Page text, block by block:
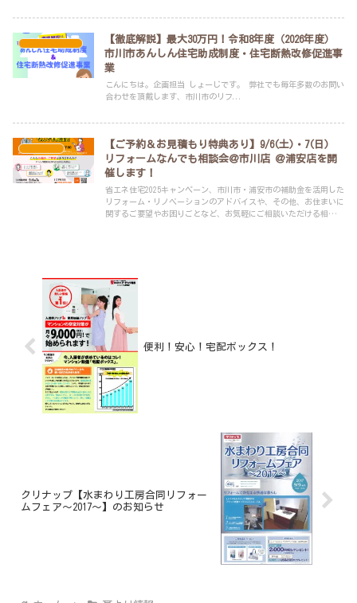
【徹底解説】最大30万円！令和8年度（2026年度）
市川市あんしん住宅助成制度・住宅断熱改修促進事
業
こんにちは。企画担当 しょーじです。 弊社でも毎年多数のお問い
合わせを頂戴します、市川市のリフ...
【ご予約＆お見積もり特典あり】9/6(土)・7(日)
リフォームなんでも相談会＠市川店 ＠浦安店を開
催します！
省エネ住宅2025キャンペーン、市川市・浦安市の補助金を活用した
リフォーム・リノベーションのアドバイスや、その他、お住まいに
関するご要望やお困りごとなど、お気軽にご相談いただける相談会
便利！安心！宅配ボックス！
クリナップ【水まわり工房合同リフォー
ムフェア～2017～】のお知らせ